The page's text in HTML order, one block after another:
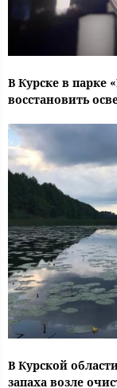
В Курске в парке
восстановить
В Курской
запаха возле